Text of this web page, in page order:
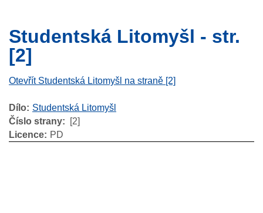
Studentská Litomyšl - str.
[2]
Otevřít Studentská Litomyšl na straně [2]
Dílo
Studentská Litomyšl
Číslo strany
[2]
Licence
PD